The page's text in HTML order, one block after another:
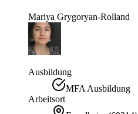
Mariya Grygoryan-Rolland
Ausbildung
MFA Ausbildung
Arbeitsort